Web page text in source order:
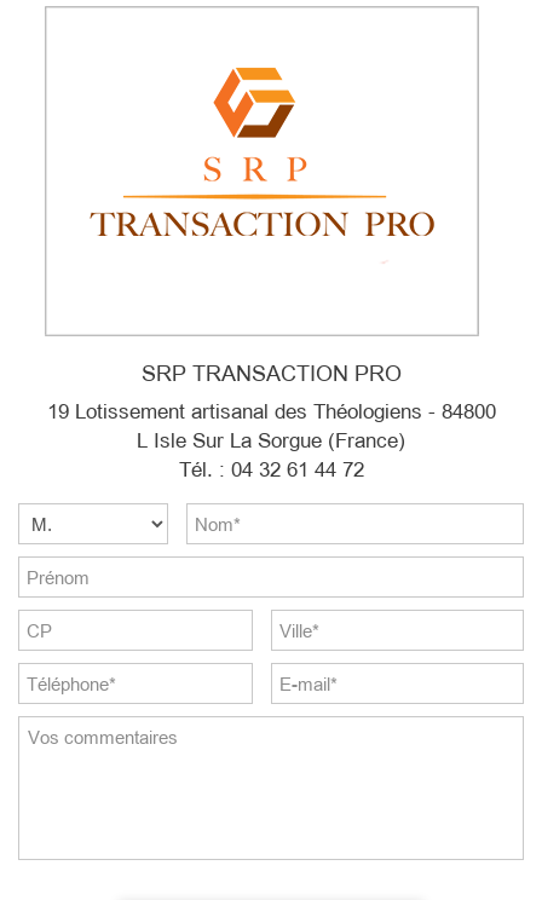
SRP TRANSACTION PRO
19 Lotissement artisanal des Théologiens - 84800
L Isle Sur La Sorgue (France)
Tél. : 04 32 61 44 72